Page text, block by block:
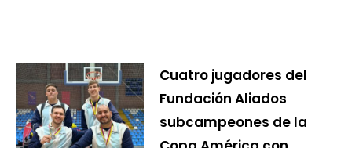
Cuatro jugadores del
Fundación Aliados
subcampeones de la